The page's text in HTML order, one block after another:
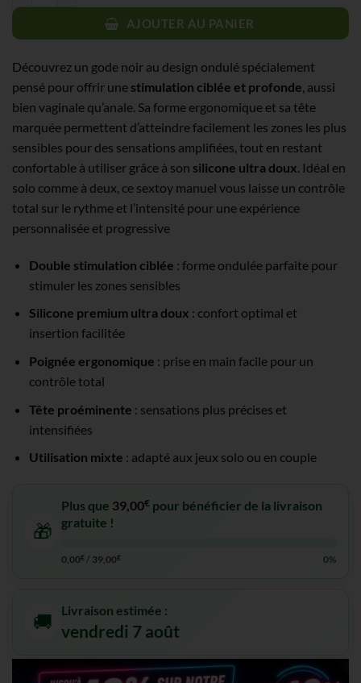
était :
19,90€.
est :
9,95€.
AJOUTER AU PANIER
Découvrez un gode noir au design ondulé spécialement
pensé pour offrir une stimulation ciblée et profonde, aussi
bien vaginale qu’anale. Sa forme ergonomique et sa tête
marquée permettent d’atteindre facilement les zones les plus
sensibles pour des sensations amplifiées, tout en restant
confortable à utiliser grâce à son silicone ultra doux. Idéal en
solo comme à deux, ce sextoy manuel vous laisse un contrôle
total sur le rythme et l’intensité pour une expérience
personnalisée et progressive
Double stimulation ciblée : forme ondulée parfaite pour
stimuler les zones sensibles
Silicone premium ultra doux : confort optimal et
insertion facilitée
Poignée ergonomique : prise en main facile pour un
contrôle total
Tête proéminente : sensations plus précises et
intensifiées
Utilisation mixte : adapté aux jeux solo ou en couple
🎁
Plus que 39,00€ pour bénéficier de la livraison
gratuite !
0,00€ / 39,00€ 0%
🚚 Livraison estimée :
vendredi 7 août